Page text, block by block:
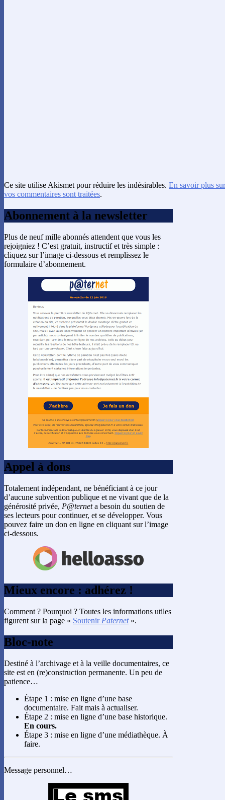
Ce site utilise Akismet pour réduire les indésirables. En savoir plus
vos commentaires sont traitées.
Abonnement à la newsletter
Plus de neuf mille abonnés attendent que vous les
rejoigniez ! C’est gratuit, instructif et très simple :
cliquez sur l’image ci-dessous et remplissez le
formulaire d’abonnement.
Appel à dons
Totalement indépendant, ne bénéficiant à ce jour
d’aucune subvention publique et ne vivant que de la
générosité privée, P@terneta besoin du soutien de
ses lecteurs pour continuer, et se développer. Vous
pouvez faire un don en ligne en cliquant sur l’image
ci-dessous.
Mieux encore : adhérez !
Comment ? Pourquoi ? Toutes les informations utiles
figurent sur la page « Soutenir Paternet».
Bloc-note
Destiné à l’archivage et à la veille documentaires, ce
site est en (re)construction permanente. Un peu de
patience…
Étape 1 : mise en ligne d’une base
documentaire. Fait mais à actualiser.
Étape 2 : mise en ligne d’une base historique.
En cours.
Étape 3 : mise en ligne d’une médiathèque. À
faire.
Message personnel…